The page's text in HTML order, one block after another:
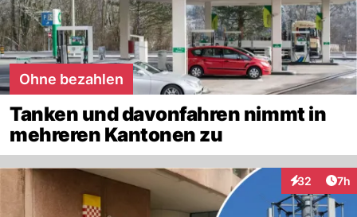
Ohne bezahlen
Tanken und davonfahren nimmt in
mehreren Kantonen zu
32
Interaktionen
7h